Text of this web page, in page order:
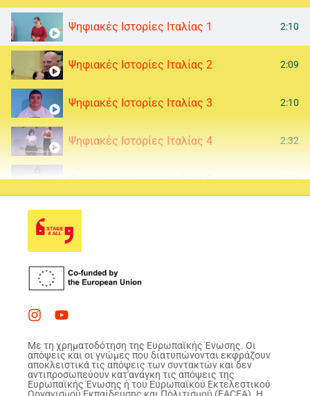
Ψηφιακές Ιστορίες Ιταλίας 1 2:10
Ψηφιακές Ιστορίες Ιταλίας 2 2:09
Ψηφιακές Ιστορίες Ιταλίας 3 2:10
Ψηφιακές Ιστορίες Ιταλίας 4 2:32
Ψηφιακές Ιστορίες Ιταλίας 5 2:33
Ψηφιακές Ιστορίες Ιταλίας 7
Ψηφιακές Ιστορίες Ιταλίας 10
Με τη χρηματοδότηση της Ευρωπαϊκής Ένωσης. Οι
απόψεις και οι γνώμες που διατυπώνονται εκφράζουν
αποκλειστικά τις απόψεις των συντακτών και δεν
αντιπροσωπεύουν κατ'ανάγκη τις απόψεις της
Ευρωπαϊκής Ένωσης ή του Ευρωπαϊκού Εκτελεστικού